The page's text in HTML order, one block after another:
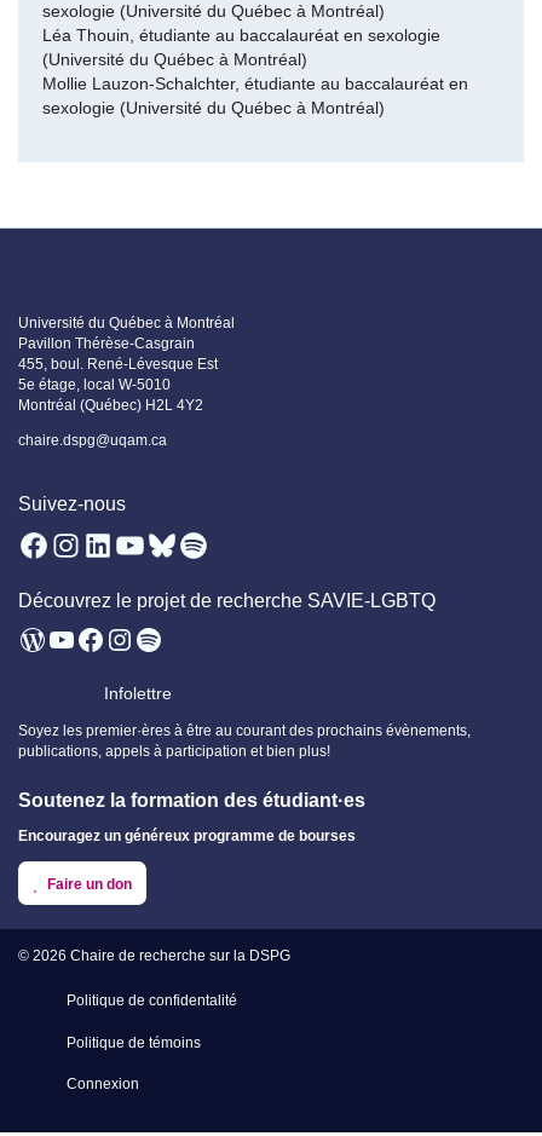
sexologie (Université du Québec à Montréal)
Léa Thouin, étudiante au baccalauréat en sexologie
(Université du Québec à Montréal)
Mollie Lauzon-Schalchter, étudiante au baccalauréat en
sexologie (Université du Québec à Montréal)
Université du Québec à Montréal
Pavillon Thérèse-Casgrain
455, boul. René-Lévesque Est
5e étage, local W-5010
Montréal (Québec) H2L 4Y2
chaire.dspg@uqam.ca
Suivez-nous
Facebook
Instagram
LinkedIn
YouTube
Bluesky
Spotify
Découvrez le projet de recherche SAVIE-LGBTQ
WordPress
YouTube
Facebook
Instagram
Spotify
Infolettre
Soyez les premier·ères à être au courant des prochains évènements,
publications, appels à participation et bien plus!
Soutenez la formation des étudiant·es
Encouragez un généreux programme de bourses
Faire un don
© 2026 Chaire de recherche sur la DSPG
Politique de confidentalité
Politique de témoins
Connexion